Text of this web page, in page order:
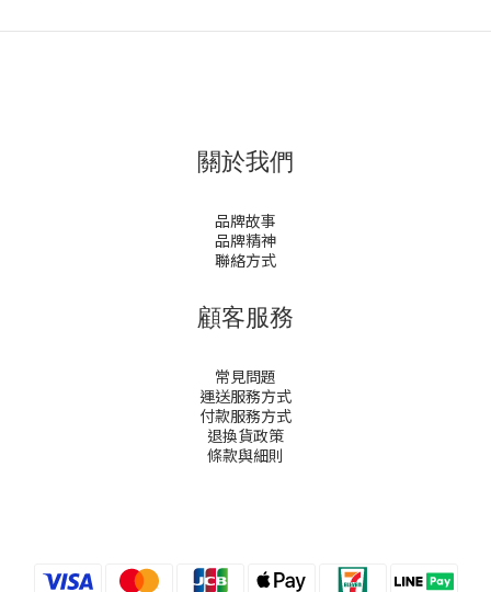
關於我們
品牌故事
品牌精神
聯絡方式
顧客服務
常見問題
運送服務方式
付款服務方式
退換貨政策
條款與細則